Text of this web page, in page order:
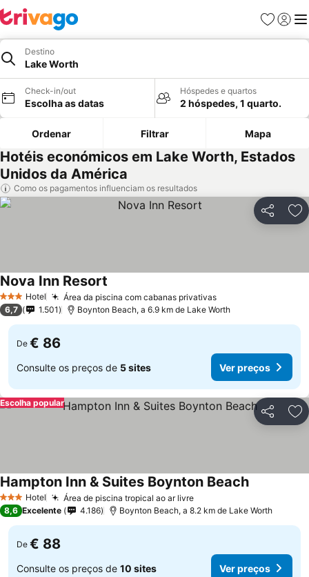
Favoritos
Iniciar
Destino
Lake Worth
Check-in/out
Escolha as datas
Hóspedes e quartos
2 hóspedes, 1 quarto.
Ordenar Filtrar Mapa
Hotéis económicos em Lake Worth, Estados
Unidos da América
Como os pagamentos influenciam os resultados
Partilhar
3 EstrelasHotel Área da piscina com cabanas privativasVer preços
Nova Inn Resort
6,7 1.501 Boynton Beach, a 6.9 km de Lake Worth
De € 86
Consulte os preços de 5 sites Ver preços
Partilhar
Escolha popular
3 EstrelasHotel Área de piscina tropical ao ar livreVer preços
Hampton Inn & Suites Boynton BeachVer preços
8,6 Excelente 4.186 Boynton Beach, a 8.2 km de Lake Worth
De € 88
Consulte os preços de 10 sites Ver preços